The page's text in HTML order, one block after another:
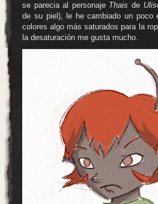
se parecia al personaje Thais de
de su piel), le he cambiado un poco
colores algo más saturados para la
la desaturación me gusta mucho.